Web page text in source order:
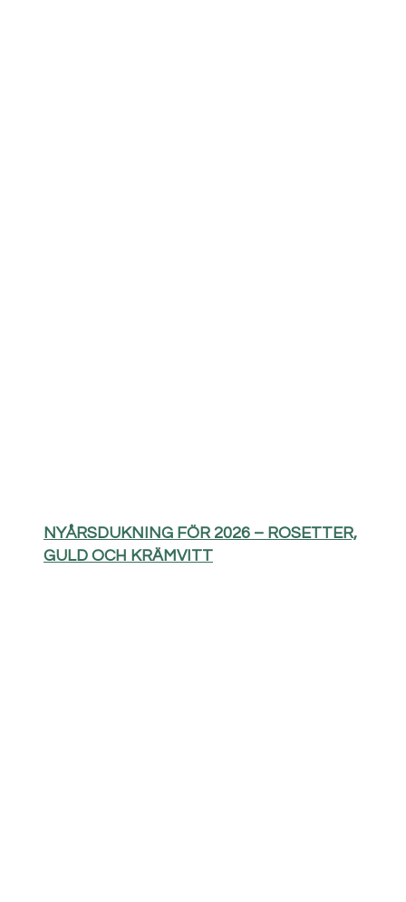
NYÅRSDUKNING FÖR 2026 – ROSETTER,
GULD OCH KRÄMVITT